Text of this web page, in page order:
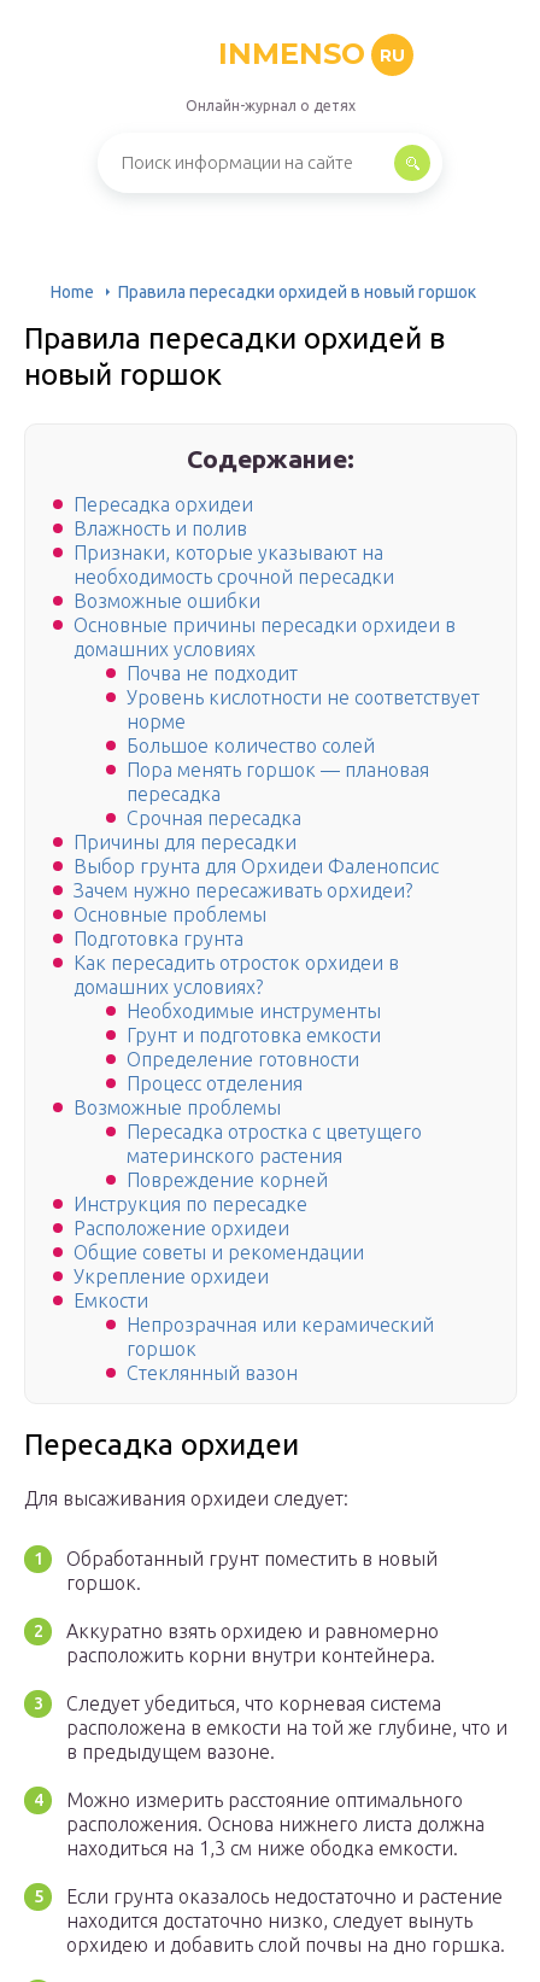
INMENSO RU
Онлайн-журнал о детях
Home Правила пересадки орхидей в новый горшок
Правила пересадки орхидей в
новый горшок
Содержание:
Пересадка орхидеи
Влажность и полив
Признаки, которые указывают на
необходимость срочной пересадки
Возможные ошибки
Основные причины пересадки орхидеи в
домашних условиях
Почва не подходит
Уровень кислотности не соответствует
норме
Большое количество солей
Пора менять горшок — плановая
пересадка
Срочная пересадка
Причины для пересадки
Выбор грунта для Орхидеи Фаленопсис
Зачем нужно пересаживать орхидеи?
Основные проблемы
Подготовка грунта
Как пересадить отросток орхидеи в
домашних условиях?
Необходимые инструменты
Грунт и подготовка емкости
Определение готовности
Процесс отделения
Возможные проблемы
Пересадка отростка с цветущего
материнского растения
Повреждение корней
Инструкция по пересадке
Расположение орхидеи
Общие советы и рекомендации
Укрепление орхидеи
Емкости
Непрозрачная или керамический
горшок
Стеклянный вазон
Пересадка орхидеи
Для высаживания орхидеи следует:
Обработанный грунт поместить в новый
горшок.
Аккуратно взять орхидею и равномерно
расположить корни внутри контейнера.
Следует убедиться, что корневая система
расположена в емкости на той же глубине, что и
в предыдущем вазоне.
Можно измерить расстояние оптимального
расположения. Основа нижнего листа должна
находиться на 1,3 см ниже ободка емкости.
Если грунта оказалось недостаточно и растение
находится достаточно низко, следует вынуть
орхидею и добавить слой почвы на дно горшка.